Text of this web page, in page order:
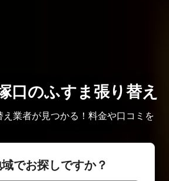
口のふすま張り替え
業者が見つかる！料金や口コミを
でお探しですか？